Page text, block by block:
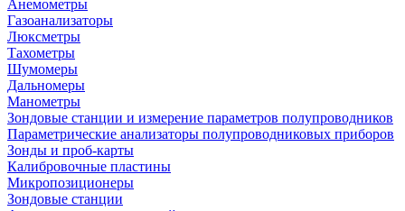
Анемометры
Газоанализаторы
Люксметры
Тахометры
Шумомеры
Дальномеры
Манометры
Зондовые станции и измерение параметров полупроводников
Параметрические анализаторы полупроводниковых приборов
Зонды и проб-карты
Калибровочные пластины
Микропозиционеры
Зондовые станции